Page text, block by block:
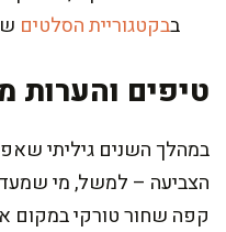
בבקטגוריית הסלטים
טיפים
במהלך השנים גיליתי
הצביעה – למשל, מי
קפה שחור טורקי